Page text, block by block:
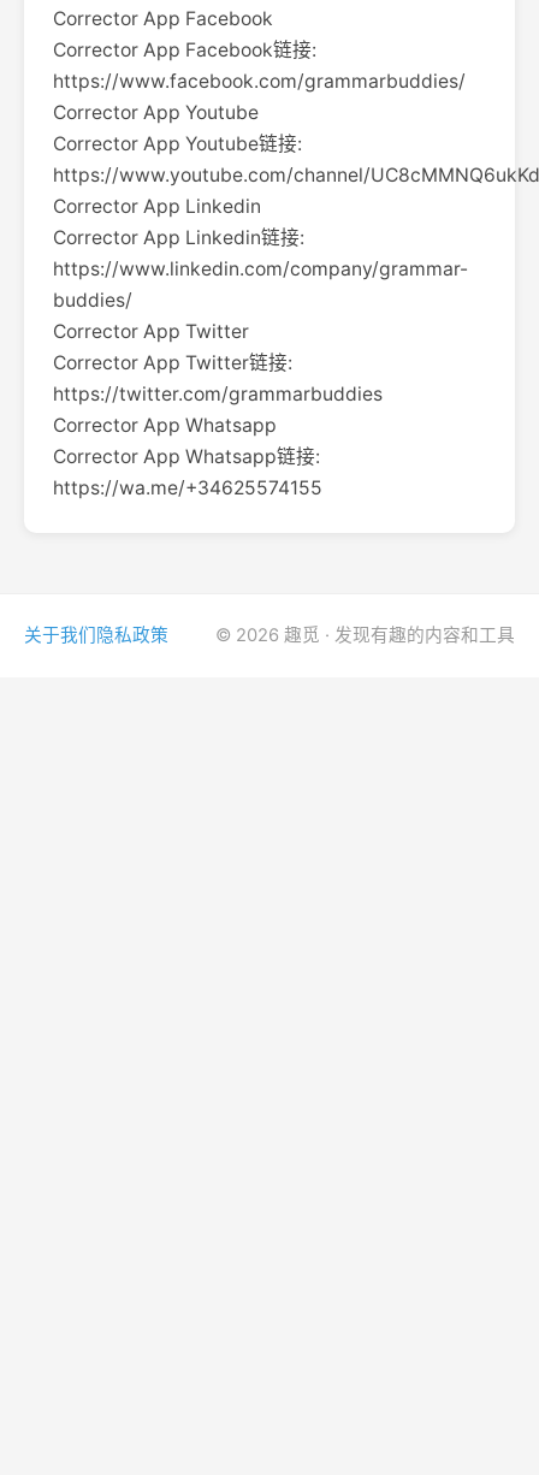
Corrector App Facebook
Corrector App Facebook链接:
https://www.facebook.com/grammarbuddies/
Corrector App Youtube
Corrector App Youtube链接:
https://www.youtube.com/channel/
Corrector App Linkedin
Corrector App Linkedin链接:
https://www.linkedin.com/company/grammar-
buddies/
Corrector App Twitter
Corrector App Twitter链接:
https://twitter.com/grammarbuddies
Corrector App Whatsapp
Corrector App Whatsapp链接:
https://wa.me/+34625574155
关于我们 隐私政策 © 2026 趣觅 · 发现有趣的内容和工具